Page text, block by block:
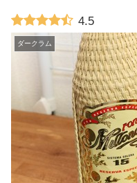
4.5
ダークラム